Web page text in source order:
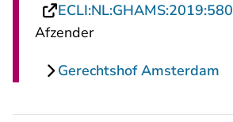
ECLI:NL:GHAMS:2019:580
Afzender
Gerechtshof Amsterdam